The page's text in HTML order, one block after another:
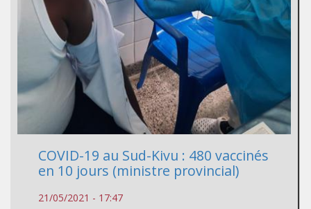
COVID-19 au Sud-Kivu : 480 vaccinés
en 10 jours (ministre provincial)
21/05/2021 - 17:47